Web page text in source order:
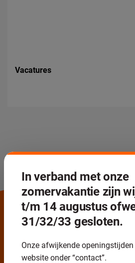
Vacatures
In verband met onze
zomervakantie zijn
t/m 14 augustus
31/32/33 gesloten.
Onze afwijkende
website onder “contact”.
Direct in contact
+31(0)591 61 69